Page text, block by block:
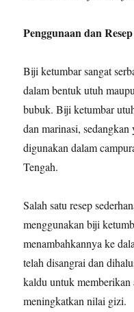
Penggunaan dan Resep
Biji ketumbar sangat
dalam bentuk utuh
bubuk. Biji ketumbar
dan marinasi,
digunakan dalam
Tengah.
Salah satu resep
menggunakan biji
menambahkannya ke
telah disangrai dan
kaldu untuk memberikan
meningkatkan nilai gizi.